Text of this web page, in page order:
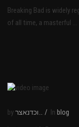
Breaking Bad is widely
of all time, a masterful …
by / In blog